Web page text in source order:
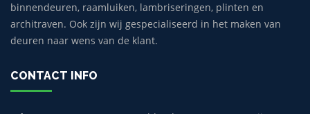
binnendeuren, raamluiken, lambriseringen, plinten en
architraven. Ook zijn wij gespecialiseerd in het maken van
deuren naar wens van de klant.
CONTACT INFO